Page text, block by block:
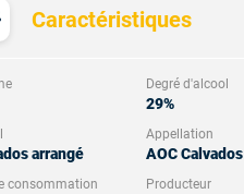
Caractéristiques
Degré d'alcool
29%
arrangé
Appellation
AOC Calvados
consommation Producteur